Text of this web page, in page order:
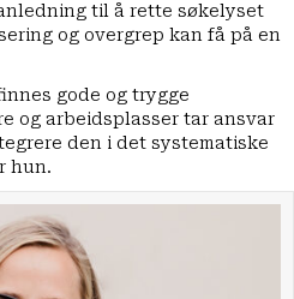
til å rette søkelyset
og overgrep kan få på en
gode og trygge
og arbeidsplasser tar ansvar
den i det systematiske
hun.